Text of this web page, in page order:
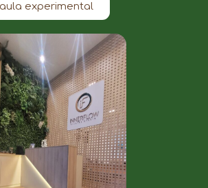
experimental